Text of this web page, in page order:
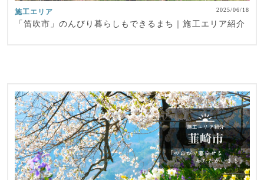
施工エリア 2025/06/18
「笛吹市」のんびり暮らしもできるまち｜施工エリア紹介